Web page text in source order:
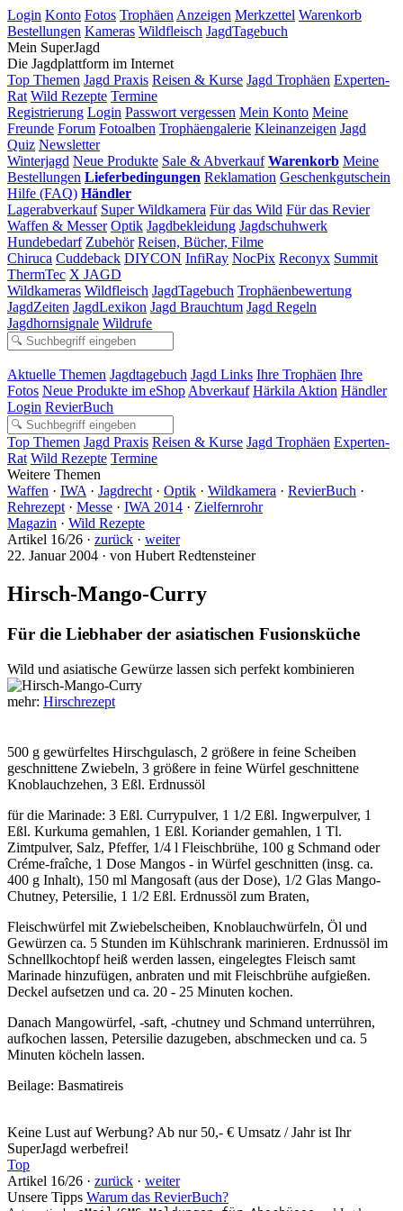
Login Konto Fotos Trophäen Anzeigen Merkzettel Warenkorb
Bestellungen Kameras Wildfleisch JagdTagebuch
Mein SuperJagd
Die Jagdplattform im Internet
Top Themen Jagd Praxis Reisen & Kurse Jagd Trophäen Experten-
Rat Wild Rezepte Termine
Registrierung Login Passwort vergessen Mein Konto Meine
Freunde Forum Fotoalben Trophäengalerie Kleinanzeigen Jagd
Quiz Newsletter
Winterjagd Neue Produkte Sale & Abverkauf Warenkorb Meine
Bestellungen Lieferbedingungen Reklamation Geschenkgutschein
Hilfe (FAQ) Händler
Lagerabverkauf Super Wildkamera Für das Wild Für das Revier
Waffen & Messer Optik Jagdbekleidung Jagdschuhwerk
Hundebedarf Zubehör Reisen, Bücher, Filme
Chiruca Cuddeback DIYCON InfiRay NocPix Reconyx Summit
ThermTec X JAGD
Wildkameras Wildfleisch JagdTagebuch Trophäenbewertung
JagdZeiten JagdLexikon Jagd Brauchtum Jagd Regeln
Jagdhornsignale Wildrufe
Aktuelle Themen Jagdtagebuch Jagd Links Ihre Trophäen Ihre
Fotos Neue Produkte im eShop Abverkauf Härkila Aktion Händler
Login RevierBuch
Top Themen Jagd Praxis Reisen & Kurse Jagd Trophäen Experten-
Rat Wild Rezepte Termine
Weitere Themen
Waffen · IWA · Jagdrecht · Optik · Wildkamera · RevierBuch ·
Rehrezept · Messe · IWA 2014 · Zielfernrohr
Magazin · Wild Rezepte
Artikel 16/26 · zurück · weiter
22. Januar 2004 · von Hubert Redtensteiner
Hirsch-Mango-Curry
Für die Liebhaber der asiatischen Fusionsküche
Wild und asiatische Gewürze lassen sich perfekt kombinieren
mehr: Hirschrezept
500 g gewürfeltes Hirschgulasch, 2 größere in feine Scheiben
geschnittene Zwiebeln, 3 größere in feine Würfel geschnittene
Knoblauchzehen, 3 Eßl. Erdnussöl
für die Marinade: 3 Eßl. Currypulver, 1 1/2 Eßl. Ingwerpulver, 1
Eßl. Kurkuma gemahlen, 1 Eßl. Koriander gemahlen, 1 Tl.
Zimtpulver, Salz, Pfeffer, 1/4 l Fleischbrühe, 100 g Schmand oder
Créme-fraîche, 1 Dose Mangos - in Würfel geschnitten (insg. ca.
400 g Inhalt), 150 ml Mangosaft (aus der Dose), 1/2 Glas Mango-
Chutney, Petersilie, 1 1/2 Eßl. Erdnussöl zum Braten,
Fleischwürfel mit Zwiebelscheiben, Knoblauchwürfeln, Öl und
Gewürzen ca. 5 Stunden im Kühlschrank marinieren. Erdnussöl im
Schnellkochtopf heiß werden lassen, eingelegtes Fleisch samt
Marinade hinzufügen, anbraten und mit Fleischbrühe aufgießen.
Deckel aufsetzen und ca. 20 - 25 Minuten kochen.
Danach Mangowürfel, -saft, -chutney und Schmand unterrühren,
aufkochen lassen, Petersilie dazugeben, abschmecken und ca. 5
Minuten köcheln lassen.
Beilage: Basmatireis
Keine Lust auf Werbung? Ab nur 50,- € Umsatz / Jahr ist Ihr
SuperJagd werbefrei!
Top
Artikel 16/26 · zurück · weiter
Unsere Tipps Warum das RevierBuch?